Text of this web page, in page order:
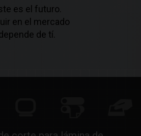
es el futuro.
en el mercado
de tí.